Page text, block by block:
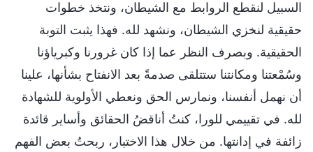
السبيل لنقطع الروابط مع الشيطان، ونتخذ خطوات
حقيقية لنخزي الشيطان، ونشهد لله. فهذا يثبت التوبة
الحقيقية. وبصرف النظر عما إذا كان غرورنا وكبرياؤنا
وسُمْعتنا ومكانتنا ستتلقى صدمةً بعد الانفتاح بشأنها، علينا
أن نهمل أنفسنا، ونمارس الحق ونعطي الأولوية للشهادة
لله. في تقييمي للورا، كنتُ أناقضُ الحقائق وأساير قائدة
زائفة في إدانتها. من خلال هذا الاختبار، ربحتُ بعض الفهم